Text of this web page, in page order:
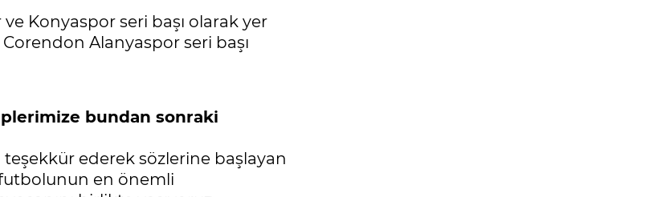
Konyaspor seri başı olarak yer
Alanyaspor seri başı
bundan sonraki
ederek sözlerine başlayan
futbolunun en önemli